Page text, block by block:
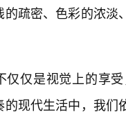
的疏密、色彩的浓
仅仅是视觉上的享
的现代生活中，我